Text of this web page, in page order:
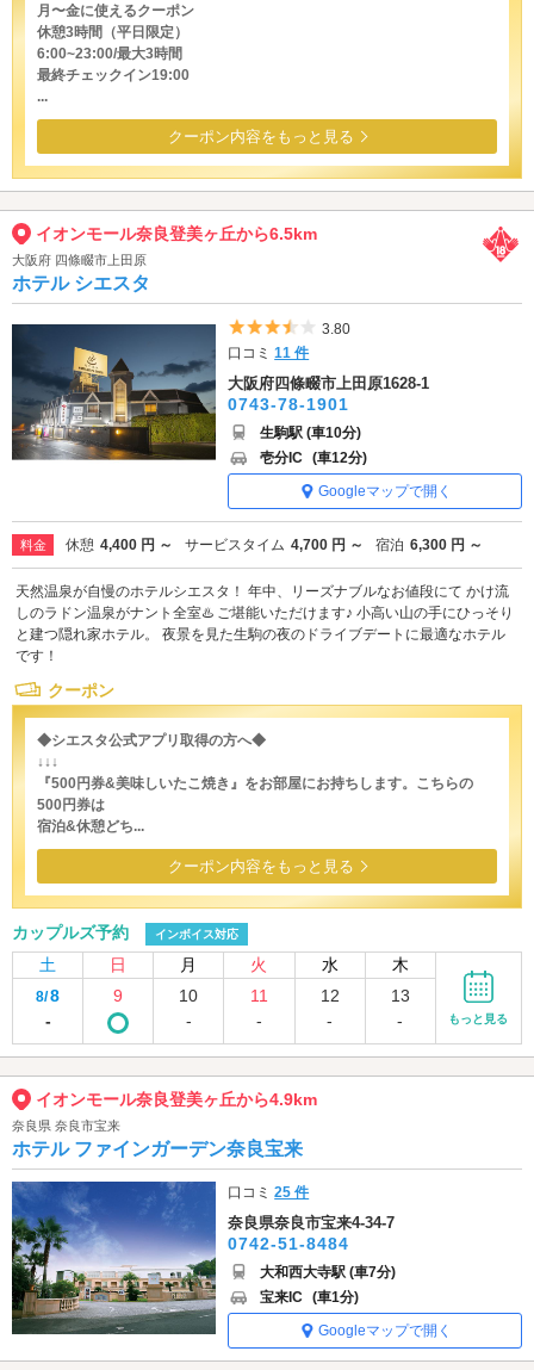
月〜金に使えるクーポン
休憩3時間（平日限定）
6:00~23:00/最大3時間
最終チェックイン19:00
...
クーポン内容をもっと見る
イオンモール奈良登美ヶ丘から6.5km
大阪府 四條畷市上田原
ホテル シエスタ
5つ星のうち3.5
3.80
口コミ11 件
大阪府四條畷市上田原1628-1
0743-78-1901
生駒駅 (車10分)
壱分IC (車12分)
Googleマップで開く
料金 休憩 4,400 円 ～ サービスタイム 4,700 円 ～ 宿泊 6,300 円 ～
天然温泉が自慢のホテルシエスタ！ 年中、リーズナブルなお値段にて かけ流
しのラドン温泉がナント全室♨️ ご堪能いただけます♪ 小高い山の手にひっそり
と建つ隠れ家ホテル。 夜景を見た生駒の夜のドライブデートに最適なホテル
です！
クーポン
◆シエスタ公式アプリ取得の方へ◆
↓↓↓
『500円券&美味しいたこ焼き』をお部屋にお持ちします。こちらの
500円券は
宿泊&休憩どち...
クーポン内容をもっと見る
カップルズ予約 インボイス対応
土 日 月 火 水 木
8/8
-
9
10
-
11
-
12
-
13
-
もっと見る
イオンモール奈良登美ヶ丘から4.9km
奈良県 奈良市宝来
ホテル ファインガーデン奈良宝来
口コミ25 件
奈良県奈良市宝来4-34-7
0742-51-8484
大和西大寺駅 (車7分)
宝来IC (車1分)
Googleマップで開く